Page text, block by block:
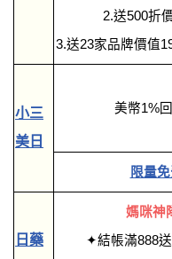
2.送500折
3.送23家品牌價值
小三
美日
美幣1%
限量
日藥
媽咪神
✦結帳滿888